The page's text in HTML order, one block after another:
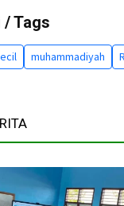
/ Tags
muhammadiyah